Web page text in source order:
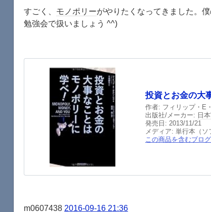
すごく、 モノポリーがやりたくなってきました。
勉強会で扱いましょう ^^)
投資とお金の大
作者: フィリップ・E
出版社/メーカー: 日
発売日: 2013/11/21
メディア: 単行本（ソ
この商品を含むブロ
m0607438 2016-09-16 21:36